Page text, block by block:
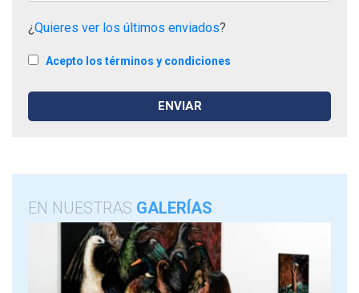
¿Quieres ver los últimos enviados?
Acepto los términos y condiciones
EN NUESTRAS GALERÍAS